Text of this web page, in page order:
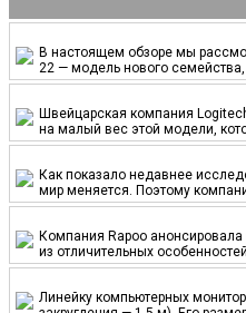
В настоящем обзоре мы
22 — модель нового семейства,
Швейцарская компания
на малый вес этой модели,
Как показало недавнее
мир меняется. Поэтому
Компания Rapoo
из отличительных
Линейку компьютерных